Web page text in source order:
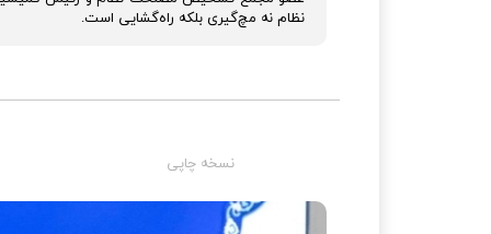
نظام نه مچ‌گیری بلکه راه‌گشایی است.
نسخه چاپی